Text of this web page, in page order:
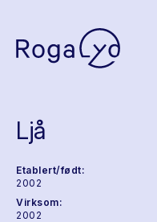
Ljå
Etablert/født:
2002
Virksom:
2002